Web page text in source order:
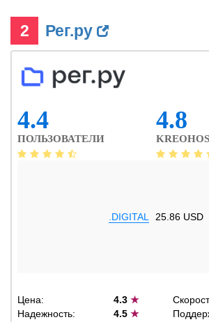
2 Рег.ру
4.4
ПОЛЬЗОВАТЕЛИ
4.8
.DIGITAL 25.86 USD
Цена: 4.3★
Надежность:
4.5★